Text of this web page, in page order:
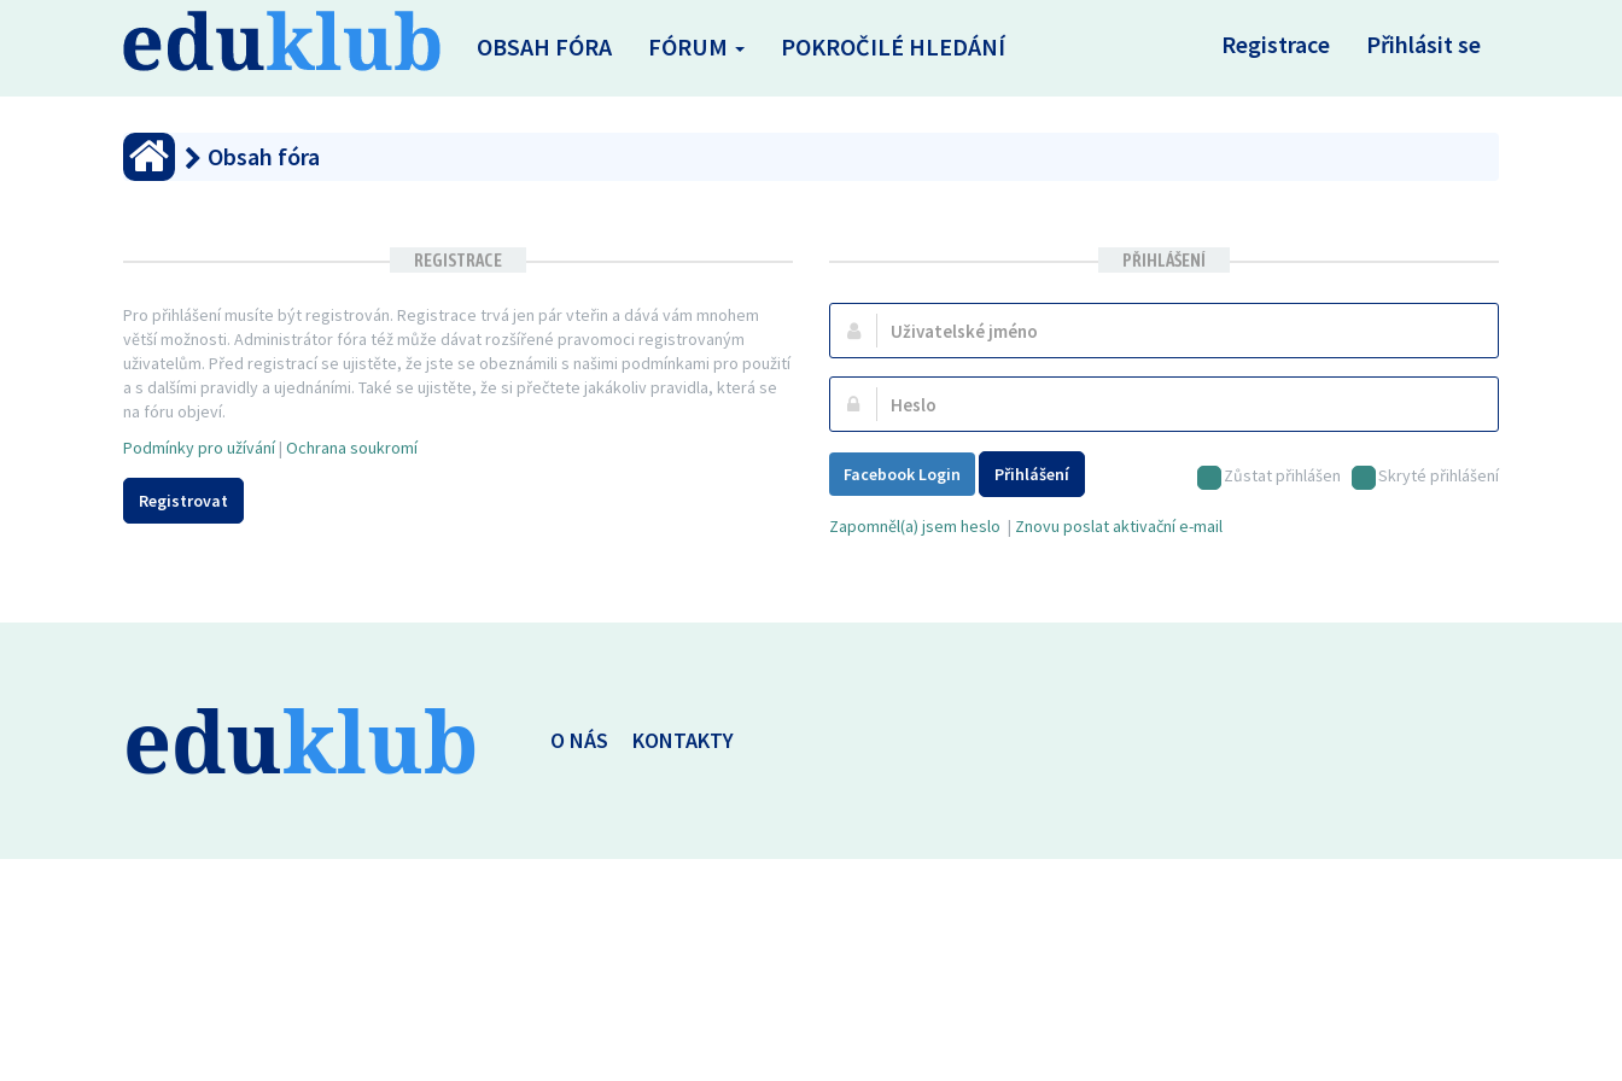
OBSAH FÓRA FÓRUM POKROČILÉ HLEDÁNÍ Registrace Přihlásit se
Obsah fóra
REGISTRACE
Pro přihlášení musíte být registrován. Registrace trvá jen pár vteřin a dává vám mnohem
větší možnosti. Administrátor fóra též může dávat rozšířené pravomoci registrovaným
uživatelům. Před registrací se ujistěte, že jste se obeznámili s našimi podmínkami pro použití
a s dalšími pravidly a ujednáními. Také se ujistěte, že si přečtete jakákoliv pravidla, která se
na fóru objeví.
Podmínky pro užívání| Ochrana soukromí
Registrovat
PŘIHLÁŠENÍ
Uživatelské
jméno:
Heslo:
Zůstat přihlášen Skryté přihlášení
Facebook Login Přihlášení
Zapomněl(a) jsem heslo | Znovu poslat aktivační e-mail
eduklub O NÁS KONTAKTY